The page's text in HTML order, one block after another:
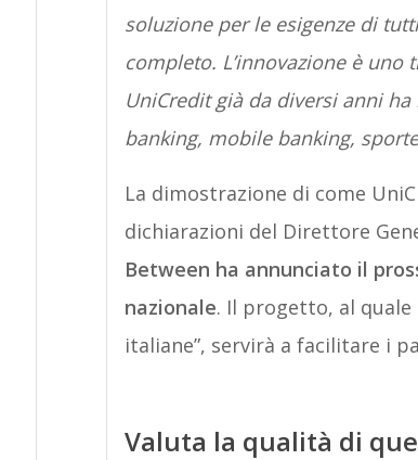
soluzione per le esigenze di
completo. L’innovazione è
UniCredit già da diversi anni
banking, mobile banking,
La dimostrazione di come
dichiarazioni del Direttore
Between ha annunciato il
nazionale. Il progetto, al quale
italiane”, servirà a facilitare i
Valuta la qualità di